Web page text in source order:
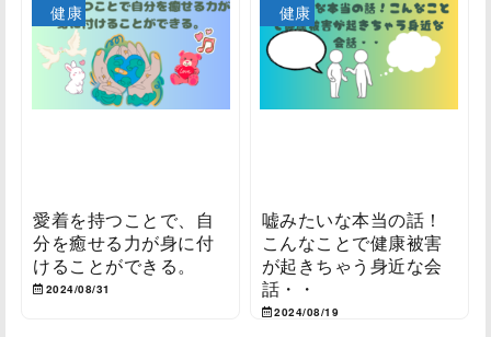
健康
愛着を持つことで、自
分を癒せる力が身に付
けることができる。
2024/08/31
健康
嘘みたいな本当の話！
こんなことで健康被害
が起きちゃう身近な会
話・・
2024/08/19